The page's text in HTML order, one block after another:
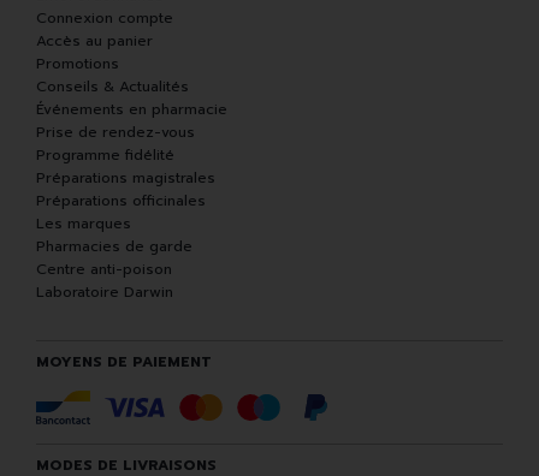
Connexion compte
Accès au panier
Promotions
Conseils & Actualités
Événements en pharmacie
Prise de rendez-vous
Programme fidélité
Préparations magistrales
Préparations officinales
Les marques
Pharmacies de garde
Centre anti-poison
Laboratoire Darwin
MOYENS DE PAIEMENT
MODES DE LIVRAISONS